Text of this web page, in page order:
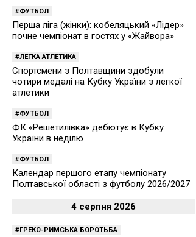
ФУТБОЛ
Перша ліга (жінки): кобеляцький «Лідер»
почне чемпіонат в гостях у «Жайвора»
ЛЕГКА АТЛЕТИКА
Спортсмени з Полтавщини здобули
чотири медалі на Кубку України з легкої
атлетики
ФУТБОЛ
ФК «Решетилівка» дебютує в Кубку
України в неділю
ФУТБОЛ
Календар першого етапу чемпіонату
Полтавської області з футболу 2026/2027
4 серпня 2026
ГРЕКО-РИМСЬКА БОРОТЬБА